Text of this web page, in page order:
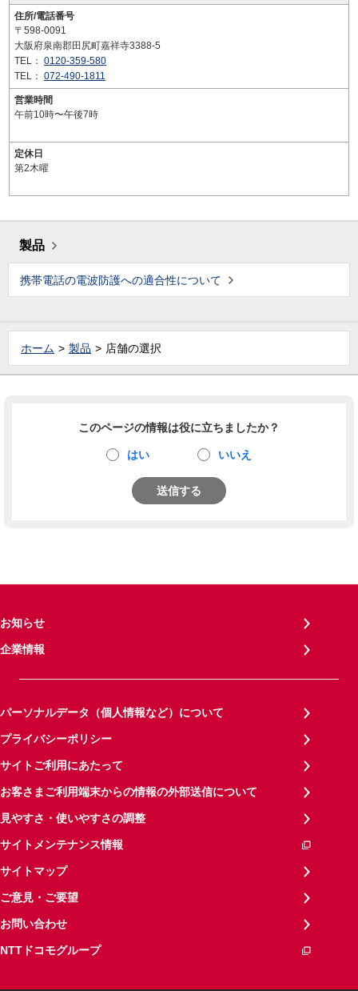
住所/電話番号
〒598-0091
大阪府泉南郡田尻町嘉祥寺3388-5
TEL： 0120-359-580
TEL： 072-490-1811
営業時間
午前10時〜午後7時
定休日
第2木曜
製品
携帯電話の電波防護への適合性について
ホーム 製品 店舗の選択
このページの情報は役に立ちましたか？
はい いいえ
送信する
お知らせ
企業情報
パーソナルデータ（個人情報など）について
プライバシーポリシー
サイトご利用にあたって
お客さまご利用端末からの情報の外部送信について
見やすさ・使いやすさの調整
サイトメンテナンス情報
サイトマップ
ご意見・ご要望
お問い合わせ
NTTドコモグループ